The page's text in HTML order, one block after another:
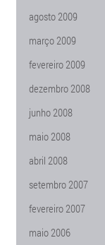
agosto 2009
março 2009
fevereiro 2009
dezembro 2008
junho 2008
maio 2008
abril 2008
setembro 2007
fevereiro 2007
maio 2006